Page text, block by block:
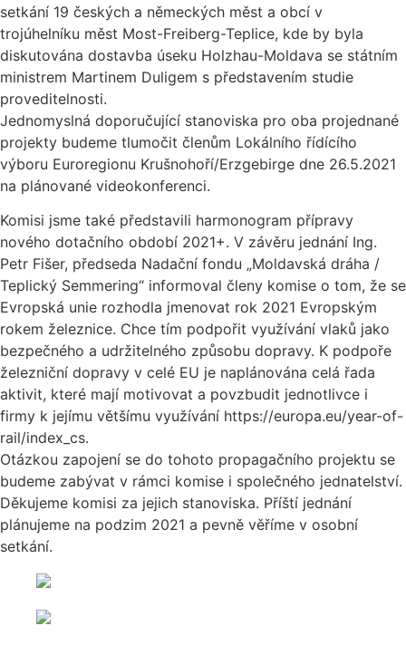
setkání 19 českých a německých měst a obcí v
trojúhelníku měst Most-Freiberg-Teplice, kde by byla
diskutována dostavba úseku Holzhau-Moldava se státním
ministrem Martinem Duligem s představením studie
proveditelnosti.
Jednomyslná doporučující stanoviska pro oba projednané
projekty budeme tlumočit členům Lokálního řídícího
výboru Euroregionu Krušnohoří/Erzgebirge dne 26.5.2021
na plánované videokonferenci.
Komisi jsme také představili harmonogram přípravy
nového dotačního období 2021+. V závěru jednání Ing.
Petr Fišer, předseda Nadační fondu „Moldavská dráha /
Teplický Semmering“ informoval členy komise o tom, že se
Evropská unie rozhodla jmenovat rok 2021 Evropským
rokem železnice. Chce tím podpořit využívání vlaků jako
bezpečného a udržitelného způsobu dopravy. K podpoře
železniční dopravy v celé EU je naplánována celá řada
aktivit, které mají motivovat a povzbudit jednotlivce i
firmy k jejímu většímu využívání https://europa.eu/year-of-
rail/index_cs.
Otázkou zapojení se do tohoto propagačního projektu se
budeme zabývat v rámci komise i společného jednatelství.
Děkujeme komisi za jejich stanoviska. Příští jednání
plánujeme na podzim 2021 a pevně věříme v osobní
setkání.